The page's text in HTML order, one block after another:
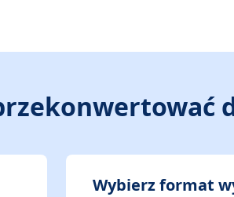
Wybierz format